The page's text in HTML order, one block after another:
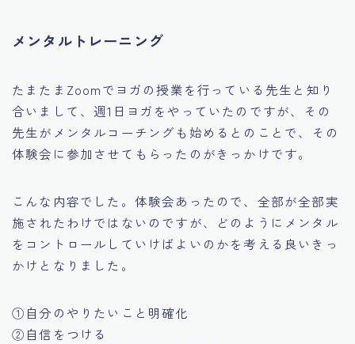
メンタルトレーニング
たまたまZoomでヨガの授業を行っている先生と知り
合いまして、週1日ヨガをやっていたのですが、その
先生がメンタルコーチングも始めるとのことで、その
体験会に参加させてもらったのがきっかけです。
こんな内容でした。体験会あったので、全部が全部実
施されたわけではないのですが、どのようにメンタル
をコントロールしていけばよいのかを考える良いきっ
かけとなりました。
①自分のやりたいこと明確化
②自信をつける